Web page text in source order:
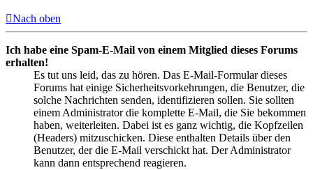
Nach oben
Ich habe eine Spam-E-Mail von einem Mitglied dieses Forums
erhalten!
Es tut uns leid, das zu hören. Das E-Mail-Formular dieses
Forums hat einige Sicherheitsvorkehrungen, die Benutzer, die
solche Nachrichten senden, identifizieren sollen. Sie sollten
einem Administrator die komplette E-Mail, die Sie bekommen
haben, weiterleiten. Dabei ist es ganz wichtig, die Kopfzeilen
(Headers) mitzuschicken. Diese enthalten Details über den
Benutzer, der die E-Mail verschickt hat. Der Administrator
kann dann entsprechend reagieren.